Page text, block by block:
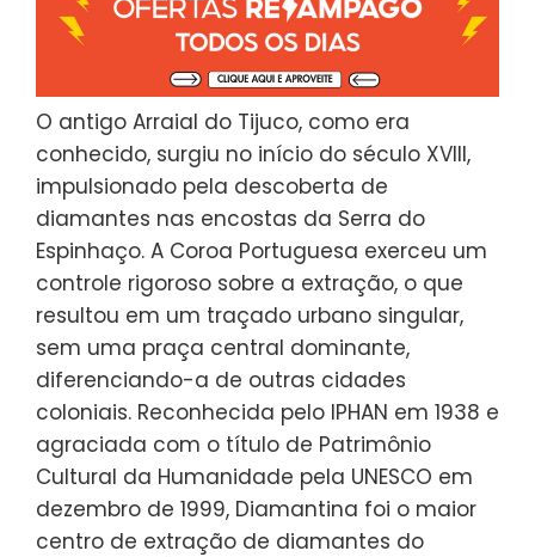
O antigo Arraial do Tijuco, como era
conhecido, surgiu no início do século XVIII,
impulsionado pela descoberta de
diamantes nas encostas da Serra do
Espinhaço. A Coroa Portuguesa exerceu um
controle rigoroso sobre a extração, o que
resultou em um traçado urbano singular,
sem uma praça central dominante,
diferenciando-a de outras cidades
coloniais. Reconhecida pelo IPHAN em 1938 e
agraciada com o título de Patrimônio
Cultural da Humanidade pela UNESCO em
dezembro de 1999, Diamantina foi o maior
centro de extração de diamantes do